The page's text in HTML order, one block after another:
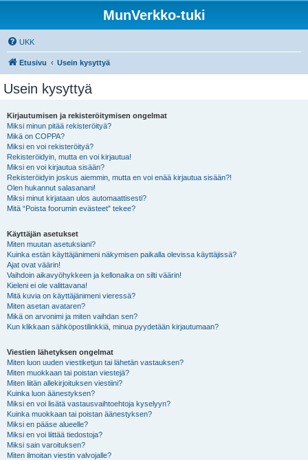
MunVerkko-tuki
UKK
Etusivu Usein kysyttyä
Usein kysyttyä
Kirjautumisen ja rekisteröitymisen ongelmat
Miksi minun pitää rekisteröityä?
Mikä on COPPA?
Miksi en voi rekisteröityä?
Rekisteröidyin, mutta en voi kirjautua!
Miksi en voi kirjautua sisään?
Rekisteröidyin joskus aiemmin, mutta en voi enää kirjautua sisään?!
Olen hukannut salasanani!
Miksi minut kirjataan ulos automaattisesti?
Mitä “Poista foorumin evästeet” tekee?
Käyttäjän asetukset
Miten muutan asetuksiani?
Kuinka estän käyttäjänimeni näkymisen paikalla olevissa käyttäjissä?
Ajat ovat väärin!
Vaihdoin aikavyöhykkeen ja kellonaika on silti väärin!
Kieleni ei ole valittavana!
Mitä kuvia on käyttäjänimeni vieressä?
Miten asetan avataren?
Mikä on arvonimi ja miten vaihdan sen?
Kun klikkaan sähköpostilinkkiä, minua pyydetään kirjautumaan?
Viestien lähetyksen ongelmat
Miten luon uuden viestiketjun tai lähetän vastauksen?
Miten muokkaan tai poistan viestejä?
Miten liitän allekirjoituksen viestiini?
Kuinka luon äänestyksen?
Miksi en voi lisätä vastausvaihtoehtoja kyselyyn?
Kuinka muokkaan tai poistan äänestyksen?
Miksi en pääse alueelle?
Miksi en voi liittää tiedostoja?
Miksi sain varoituksen?
Miten ilmoitan viestin valvojalle?